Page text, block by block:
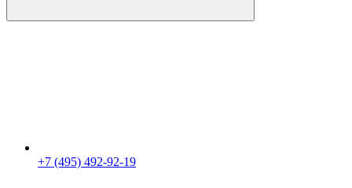
+7 (495) 492-92-19